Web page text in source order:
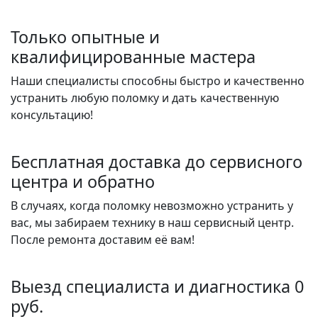
Только опытные и
квалифицированные мастера
Наши специалисты способны быстро и качественно
устранить любую поломку и дать качественную
консультацию!
Бесплатная доставка до сервисного
центра и обратно
В случаях, когда поломку невозможно устранить у
вас, мы забираем технику в наш сервисный центр.
После ремонта доставим её вам!
Выезд специалиста и диагностика 0
руб.